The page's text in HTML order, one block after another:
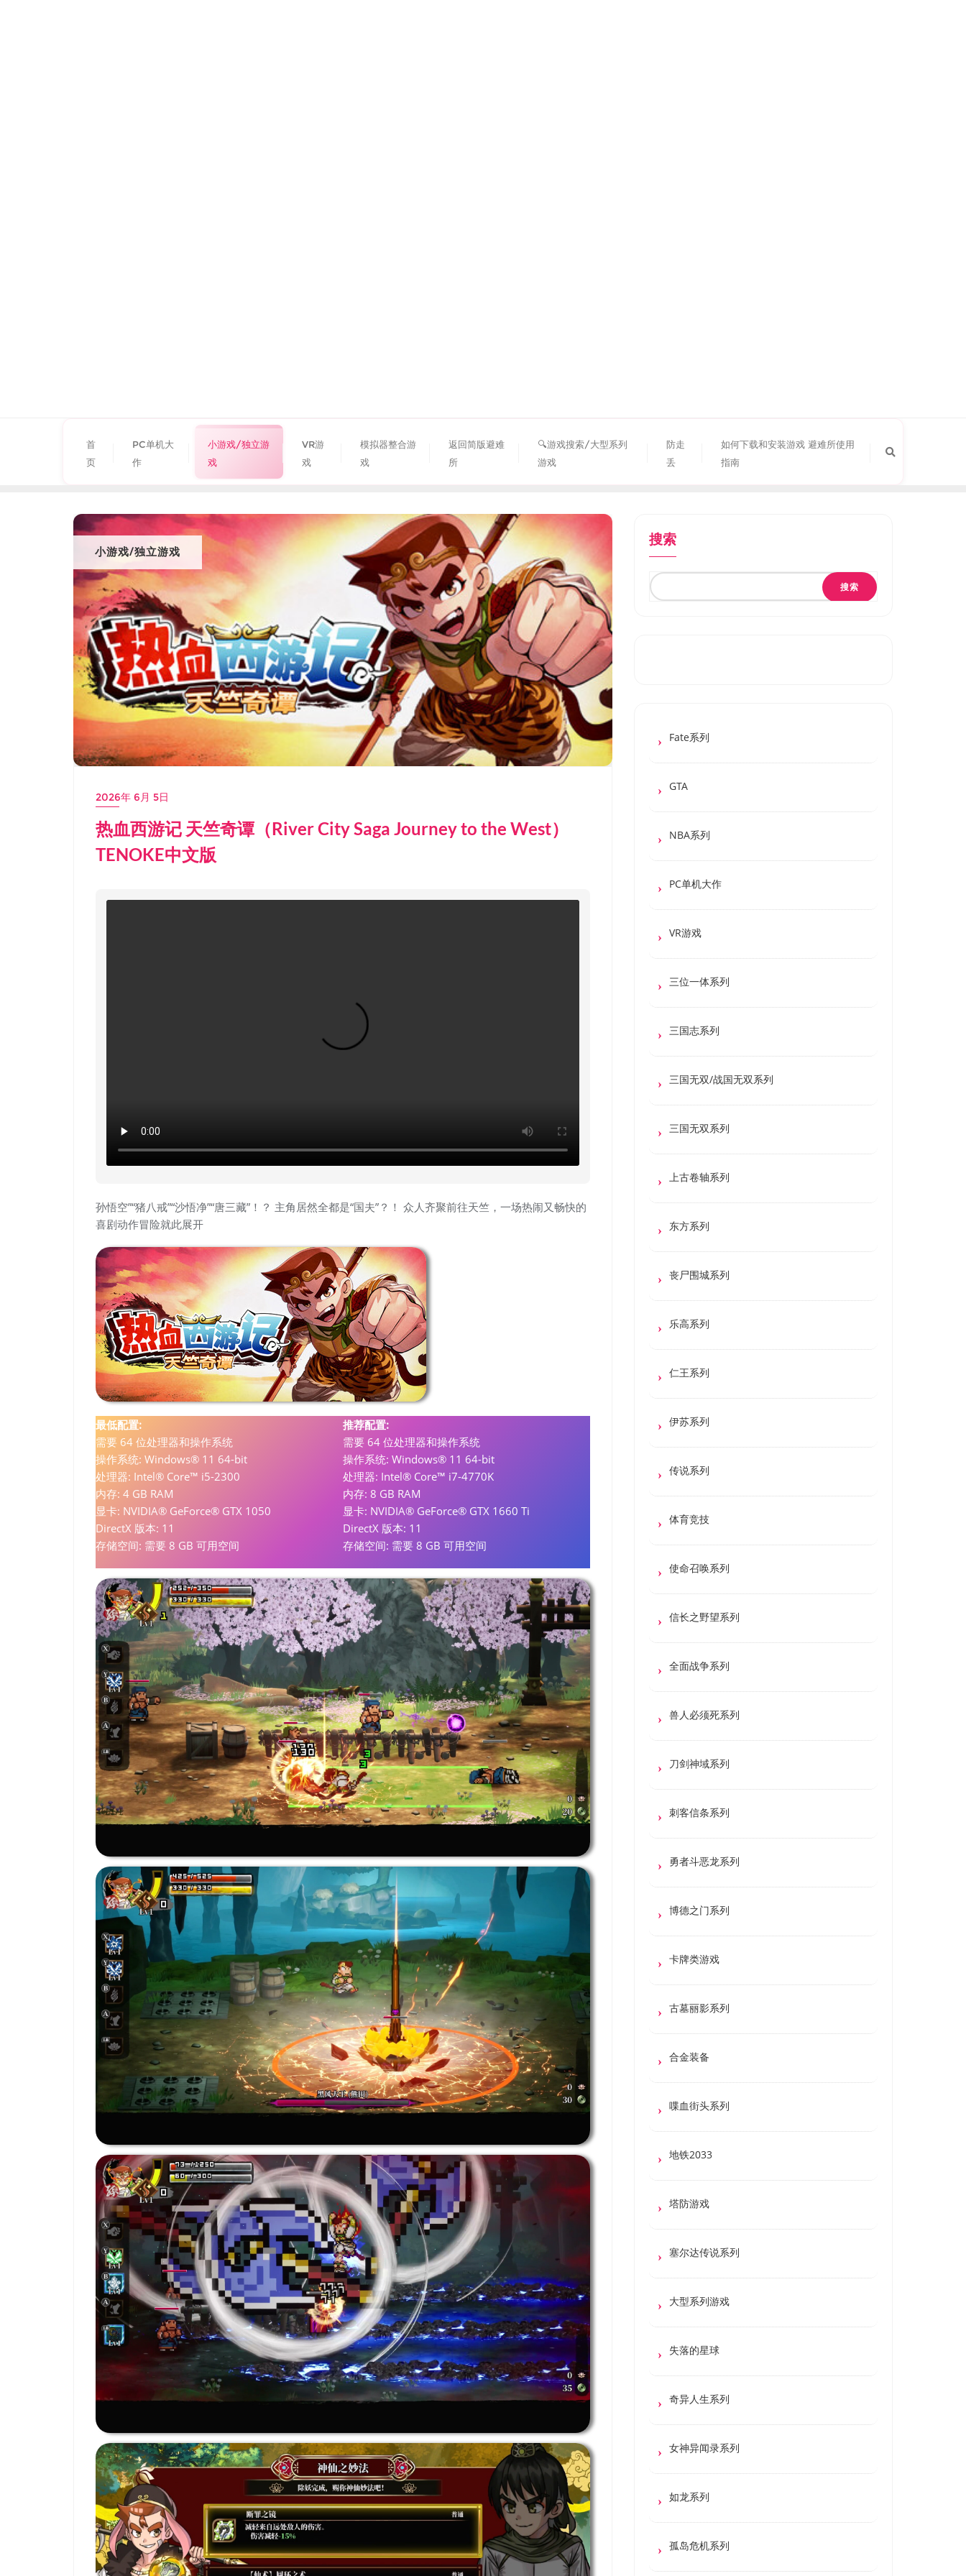
首
页
PC单机大
作
小游戏/独立游
戏
VR游
戏
模拟器整合游
戏
返回简版避难
所
🔍游戏搜索/大型系列
游戏
防走
丢
如何下载和安装游戏 避难所使用
指南
小游戏/独立游戏
2026年 6月 5日
热血西游记 天竺奇谭（River City Saga Journey to the West）
TENOKE中文版
孙悟空”“猪八戒”“沙悟净”“唐三藏”！？ 主角居然全都是“国夫”？！ 众人齐聚前往天竺，一场热闹又畅快的
喜剧动作冒险就此展开
最低配置:
需要 64 位处理器和操作系统
操作系统: Windows® 11 64-bit
处理器: Intel® Core™ i5-2300
内存: 4 GB RAM
显卡: NVIDIA® GeForce® GTX 1050
DirectX 版本: 11
存储空间: 需要 8 GB 可用空间
推荐配置:
需要 64 位处理器和操作系统
操作系统: Windows® 11 64-bit
处理器: Intel® Core™ i7-4770K
内存: 8 GB RAM
显卡: NVIDIA® GeForce® GTX 1660 Ti
DirectX 版本: 11
存储空间: 需要 8 GB 可用空间
搜索
搜索
Fate系列
GTA
NBA系列
PC单机大作
VR游戏
三位一体系列
三国志系列
三国无双/战国无双系列
三国无双系列
上古卷轴系列
东方系列
丧尸围城系列
乐高系列
仁王系列
伊苏系列
传说系列
体育竞技
使命召唤系列
信长之野望系列
全面战争系列
兽人必须死系列
刀剑神域系列
刺客信条系列
勇者斗恶龙系列
博德之门系列
卡牌类游戏
古墓丽影系列
合金装备
喋血街头系列
地铁2033
塔防游戏
塞尔达传说系列
大型系列游戏
失落的星球
奇异人生系列
女神异闻录系列
如龙系列
孤岛危机系列